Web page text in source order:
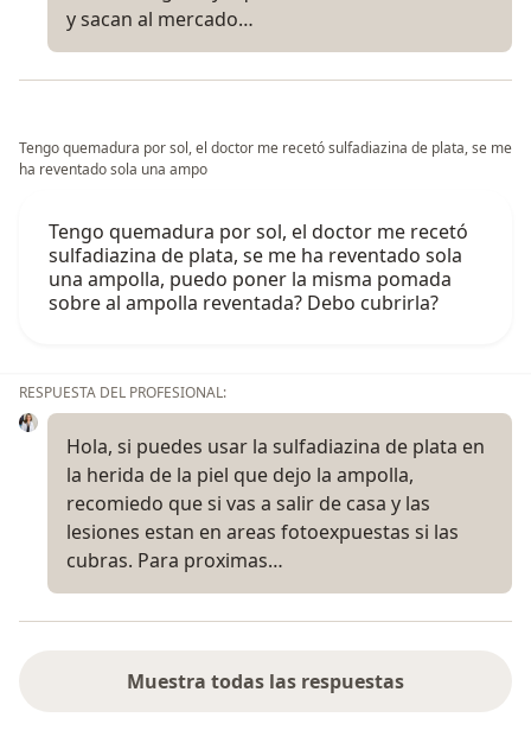
y sacan al mercado…
Tengo quemadura por sol, el doctor me recetó sulfadiazina de plata, se me
ha reventado sola una ampo
Tengo quemadura por sol, el doctor me recetó
sulfadiazina de plata, se me ha reventado sola
una ampolla, puedo poner la misma pomada
sobre al ampolla reventada? Debo cubrirla?
RESPUESTA DEL PROFESIONAL:
Hola, si puedes usar la sulfadiazina de plata en
la herida de la piel que dejo la ampolla,
recomiedo que si vas a salir de casa y las
lesiones estan en areas fotoexpuestas si las
cubras. Para proximas…
Muestra todas las respuestas